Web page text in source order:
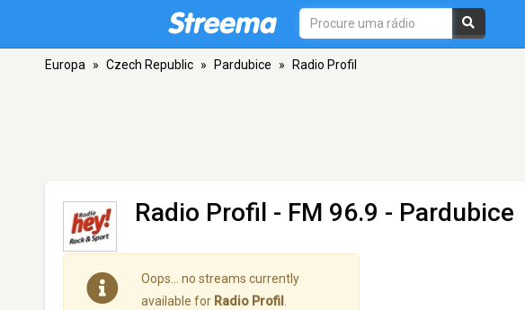
Europa » Czech Republic » Pardubice » Radio Profil
Radio Profil - FM 96.9 - Pardubice
Oops… no streams currently
available for Radio Profil